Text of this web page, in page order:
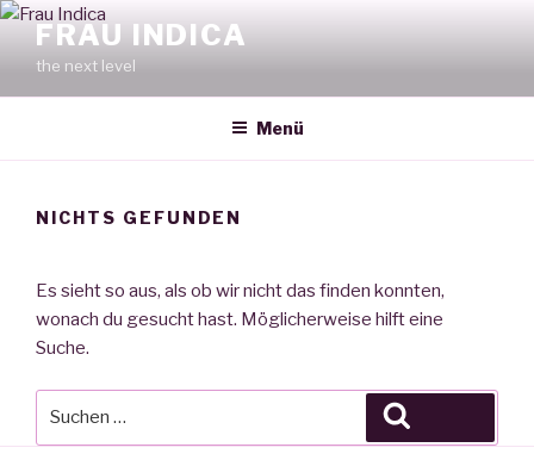
Zum
Inhalt
springen
FRAU INDICA
the next level
Menü
NICHTS GEFUNDEN
Es sieht so aus, als ob wir nicht das finden konnten,
wonach du gesucht hast. Möglicherweise hilft eine
Suche.